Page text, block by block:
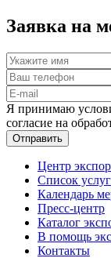
Заявка на
Я принимаю
согласие на
Отправить
Центр
Список услуг
Календарь
Пресс-центр
Каталог
В помощь
Контакты